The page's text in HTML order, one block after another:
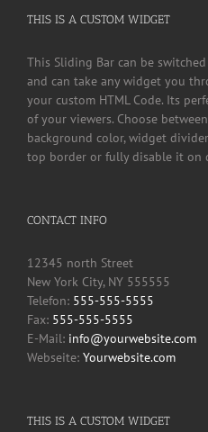
THIS IS A CUSTOM WIDGET
This Sliding Bar can be
and can take any widget you
your custom HTML Code. Its
of your viewers. Choose
background color, widget
top border or fully disable it on
CONTACT INFO
12345 north Street
New York City, NY 555555
Telefon: 555-555-5555
Fax: 555-555-5555
E-Mail: info@yourwebsite.com
Webseite: Yourwebsite.com
THIS IS A CUSTOM WIDGET